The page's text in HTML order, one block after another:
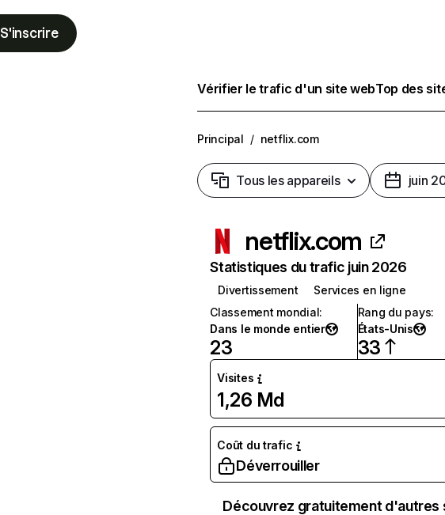
S'inscrire
Vérifier le trafic d'un site webTop des
Principal / netflix.com
Tous les appareils juin
netflix.com
Statistiques du trafic juin 2026
Divertissement
Services en ligne
Classement mondial:
Dans le monde entier
23
Rang du pays:
États-Unis
33
Visites
1,26 Md
Coût du trafic
Déverrouiller
Découvrez gratuitement